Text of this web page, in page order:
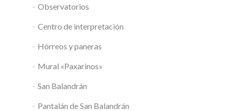
Observatorios
Centro de interpretación
Hórreos y paneras
Mural «Paxarinos»
San Balandrán
Pantalán de San Balandrán